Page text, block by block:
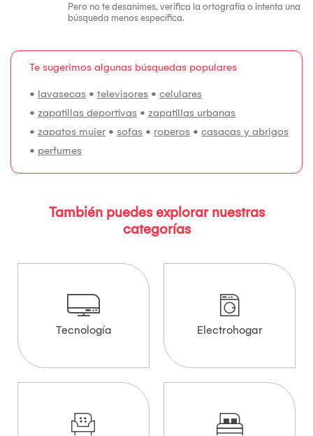
Pero no te desanimes, verifica la ortografía o intenta una
búsqueda menos específica.
Te sugerimos algunas búsquedas populares
• lavasecas • televisores • celulares
• zapatillas deportivas • zapatillas urbanas
• zapatos mujer • sofas • roperos • casacas y abrigos
• perfumes
También puedes explorar nuestras
categorías
Tecnología Electrohogar